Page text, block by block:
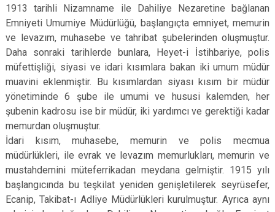
1913 tarihli Nizamname ile Dahiliye Nezaretine bağlanan
Emniyeti Umumiye Müdürlüğü, başlangıçta emniyet, memurin
ve levazım, muhasebe ve tahribat şubelerinden oluşmuştur.
Daha sonraki tarihlerde bunlara, Heyet-i İstihbariye, polis
müfettişliği, siyasi ve idari kısımlara bakan iki umum müdür
muavini eklenmiştir. Bu kısımlardan siyası kısım bir müdür
yönetiminde 6 şube ile umumi ve hususi kalemden, her
şubenin kadrosu ise bir müdür, iki yardımcı ve gerektiği kadar
memurdan oluşmuştur.
İdari kısım, muhasebe, memurin ve polis mecmua
müdürlükleri, ile evrak ve levazım memurlukları, memurin ve
mustahdemini müteferrikadan meydana gelmiştir. 1915 yılı
başlangıcında bu teşkilat yeniden genişletilerek seyrüsefer,
Ecanip, Takibat-ı Adliye Müdürlükleri kurulmuştur. Ayrıca aynı